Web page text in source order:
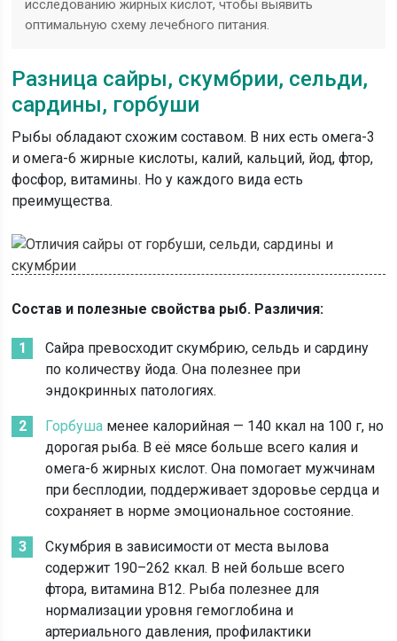
исследованию жирных кислот, чтобы выявить
оптимальную схему лечебного питания.
Разница сайры, скумбрии, сельди,
сардины, горбуши
Рыбы обладают схожим составом. В них есть омега-3
и омега-6 жирные кислоты, калий, кальций, йод, фтор,
фосфор, витамины. Но у каждого вида есть
преимущества.
Состав и полезные свойства рыб. Различия:
Сайра превосходит скумбрию, сельдь и сардину
по количеству йода. Она полезнее при
эндокринных патологиях.
Горбуша менее калорийная — 140 ккал на 100 г, но
дорогая рыба. В её мясе больше всего калия и
омега-6 жирных кислот. Она помогает мужчинам
при бесплодии, поддерживает здоровье сердца и
сохраняет в норме эмоциональное состояние.
Скумбрия в зависимости от места вылова
содержит 190–262 ккал. В ней больше всего
фтора, витамина В12. Рыба полезнее для
нормализации уровня гемоглобина и
артериального давления, профилактики